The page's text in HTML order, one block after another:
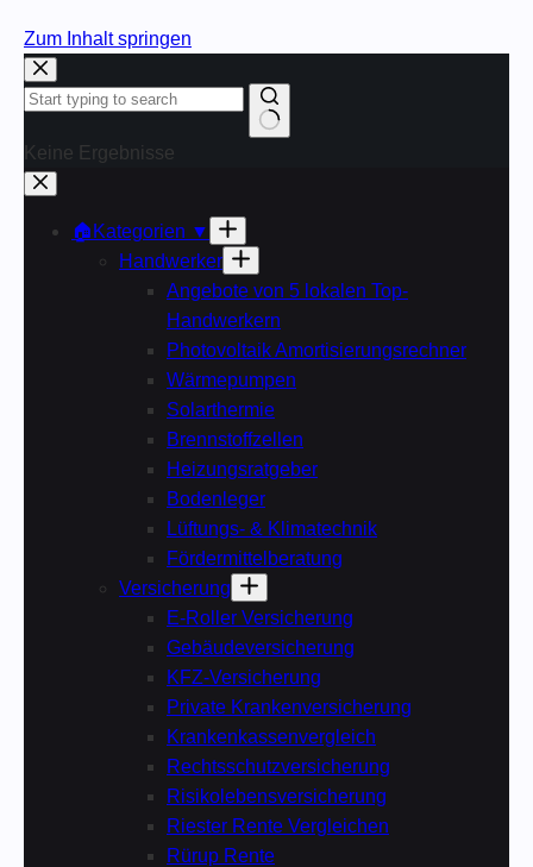
Zum Inhalt springen
Keine Ergebnisse
🏠Kategorien ▼
Handwerker
Angebote von 5 lokalen Top-
Handwerkern
Photovoltaik Amortisierungsrechner
Wärmepumpen
Solarthermie
Brennstoffzellen
Heizungsratgeber
Bodenleger
Lüftungs- & Klimatechnik
Fördermittelberatung
Versicherung
E-Roller Versicherung
Gebäudeversicherung
KFZ-Versicherung
Private Krankenversicherung
Krankenkassenvergleich
Rechtsschutzversicherung
Risikolebensversicherung
Riester Rente Vergleichen
Rürup Rente